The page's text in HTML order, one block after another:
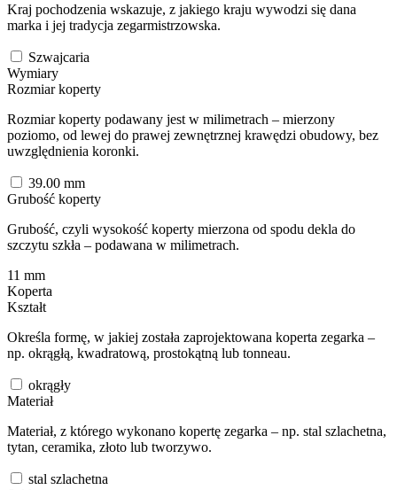
Kraj pochodzenia wskazuje, z jakiego kraju wywodzi się dana
marka i jej tradycja zegarmistrzowska.
Szwajcaria
Wymiary
Rozmiar koperty
Rozmiar koperty podawany jest w milimetrach – mierzony
poziomo, od lewej do prawej zewnętrznej krawędzi obudowy, bez
uwzględnienia koronki.
39.00 mm
Grubość koperty
Grubość, czyli wysokość koperty mierzona od spodu dekla do
szczytu szkła – podawana w milimetrach.
11 mm
Koperta
Kształt
Określa formę, w jakiej została zaprojektowana koperta zegarka –
np. okrągłą, kwadratową, prostokątną lub tonneau.
okrągły
Materiał
Materiał, z którego wykonano kopertę zegarka – np. stal szlachetna,
tytan, ceramika, złoto lub tworzywo.
stal szlachetna